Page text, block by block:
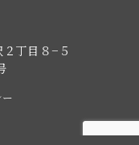
丁目８−５